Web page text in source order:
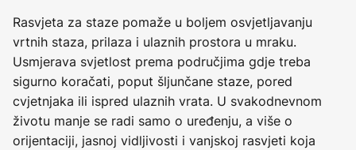
Rasvjeta za staze pomaže u boljem osvjetljavanju
vrtnih staza, prilaza i ulaznih prostora u mraku.
Usmjerava svjetlost prema područjima gdje treba
sigurno koračati, poput šljunčane staze, pored
cvjetnjaka ili ispred ulaznih vrata. U svakodnevnom
životu manje se radi samo o uređenju, a više o
orijentaciji, jasnoj vidljivosti i vanjskoj rasvjeti koja